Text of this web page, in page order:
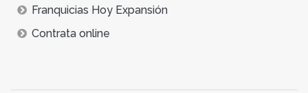
Franquicias Hoy Expansión
Contrata online